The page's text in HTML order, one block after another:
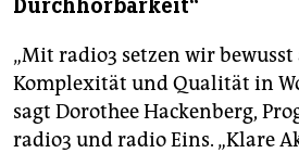
Durchhörbarkeit“
„Mit radio3 setzen wir
Komplexität und Qualität in
sagt Dorothee Hackenberg,
radio3 und radio Eins. „Klare